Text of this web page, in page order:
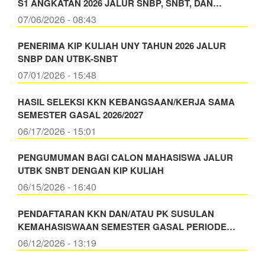
S1 ANGKATAN 2026 JALUR SNBP, SNBT, DAN…
07/06/2026 - 08:43
PENERIMA KIP KULIAH UNY TAHUN 2026 JALUR
SNBP DAN UTBK-SNBT
07/01/2026 - 15:48
HASIL SELEKSI KKN KEBANGSAAN/KERJA SAMA
SEMESTER GASAL 2026/2027
06/17/2026 - 15:01
PENGUMUMAN BAGI CALON MAHASISWA JALUR
UTBK SNBT DENGAN KIP KULIAH
06/15/2026 - 16:40
PENDAFTARAN KKN DAN/ATAU PK SUSULAN
KEMAHASISWAAN SEMESTER GASAL PERIODE…
06/12/2026 - 13:19